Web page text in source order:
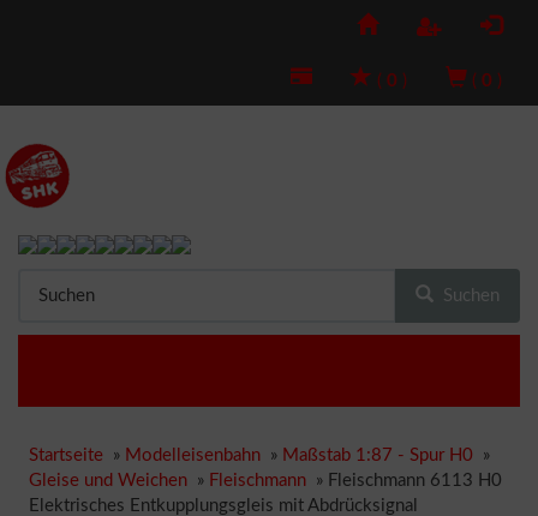
( 0 ) ( 0 )
Suchen
Startseite » Modelleisenbahn » Maßstab 1:87 - Spur H0 »
Gleise und Weichen » Fleischmann » Fleischmann 6113 H0
Elektrisches Entkupplungsgleis mit Abdrücksignal